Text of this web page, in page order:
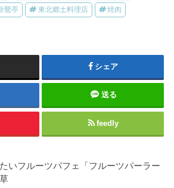
鶯亭 東北郷土料理店 焼肉
シェア
送る
feedly
いフルーツパフェ「フルーツパーラー